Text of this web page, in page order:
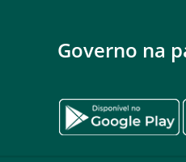
Governo na